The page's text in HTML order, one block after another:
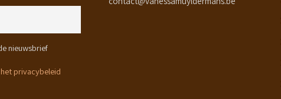
nieuwsbrief
privacybeleid